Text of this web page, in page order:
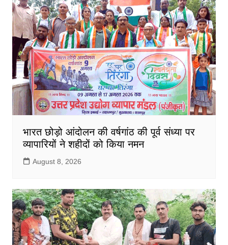
भारत छोड़ो आंदोलन की वर्षगांठ की पूर्व संध्या पर
व्यापारियों ने शहीदों को किया नमन
August 8, 2026